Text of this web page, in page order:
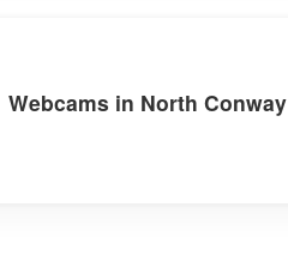
Webcams in North Conway